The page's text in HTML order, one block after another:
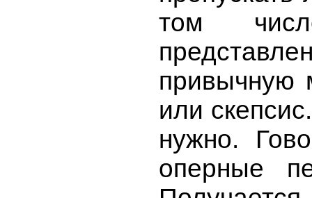
том
привычную
или
нужно.
оперные